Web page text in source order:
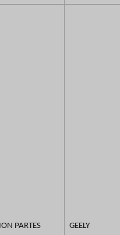
PARTES GEELY